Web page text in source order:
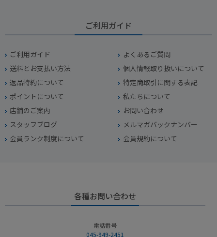
ご利用ガイド
ご利用ガイド
よくあるご質問
送料とお支払い方法
個人情報取り扱いについて
返品特約について
特定商取引に関する表記
ポイントについて
私たちについて
店舗のご案内
お問い合わせ
スタッフブログ
メルマガバックナンバー
会員ランク制度について
会員規約について
各種お問い合わせ
電話番号
045-949-2451